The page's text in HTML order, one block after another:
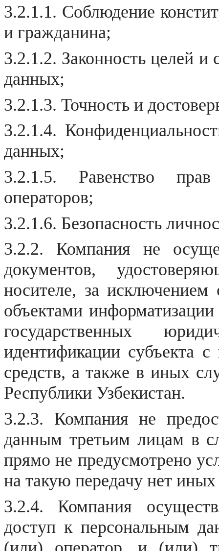
3.2.1.1. Соблюдение
и гражданина;
3.2.1.2. Законность целей и
данных;
3.2.1.3. Точность и
3.2.1.4.
данных;
3.2.1.5. Равенство прав
операторов;
3.2.1.6. Безопасность
3.2.2. Компания не
документов,
носителе, за исключением
объектами
государственных
идентификации субъекта с
средств, а также в иных
Республики Узбекистан.
3.2.3. Компания не
данным третьим лицам в
прямо не предусмотрено
на такую передачу нет
3.2.4. Компания
доступ к персональным